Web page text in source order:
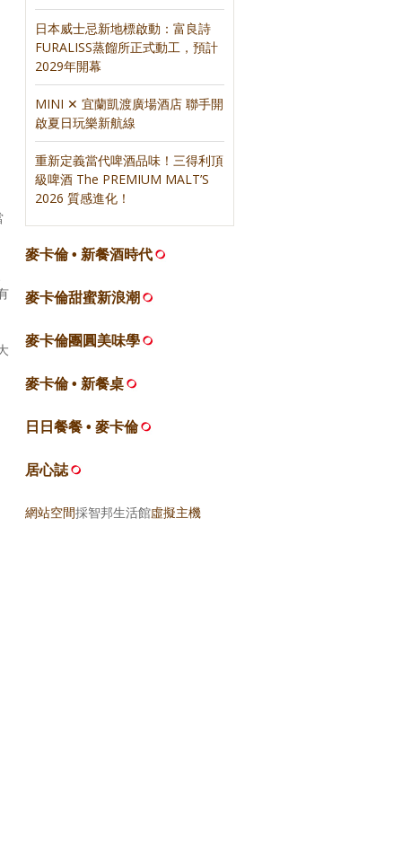
日本威士忌新地標啟動：富良詩
FURALISS蒸餾所正式動工，預計
2029年開幕
MINI ✕ 宜蘭凱渡廣場酒店 聯手開
啟夏日玩樂新航線
重新定義當代啤酒品味！三得利頂
級啤酒 The PREMIUM MALT’S
2026 質感進化！
麥卡倫 • 新餐酒時代
麥卡倫甜蜜新浪潮
麥卡倫團圓美味學
麥卡倫 • 新餐桌
日日餐餐 • 麥卡倫
居心誌
網站空間採智邦生活館虛擬主機